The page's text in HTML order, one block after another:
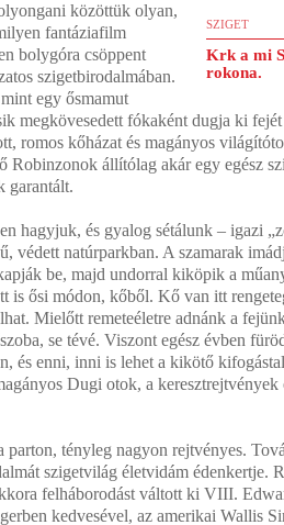
SZIGET
Krk a mi
rokona.
közöttük olyan,
fantáziafilm
bolygóra csöppent
szigetbirodalmában.
egy ősmamut
megkövesedett fókaként dugja ki
romos kőházat és magányos
Robinzonok állítólag akár egy egész
garantált.
hagyjuk, és gyalog sétálunk – igazi
védett natúrparkban. A szamarak
be, majd undorral kiköpik a
is ősi módon, kőből. Kő van itt
Mielőtt remeteéletre adnánk a
se tévé. Viszont egész évben
és enni, inni is lehet a kikötő
Dugi otok, a keresztrejtvények
parton, tényleg nagyon rejtvényes.
szigetvilág életvidám édenkertje.
felháborodást váltott ki VIII.
kedvesével, az amerikai Wallis